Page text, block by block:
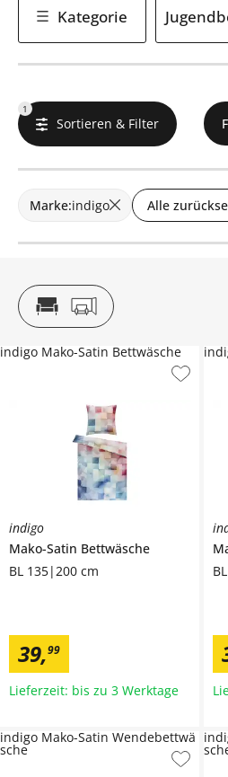
Kategorie
1
Sortieren & Filter
Marke:indigo Alle
indigo
Mako-Satin Bettwäsche
BL 135|200 cm
39,99
indigo Mako-Satin Bettwäsche
Lieferzeit: bis zu 3 Werktage
indigo Mako-Satin Wendebettwä
sche